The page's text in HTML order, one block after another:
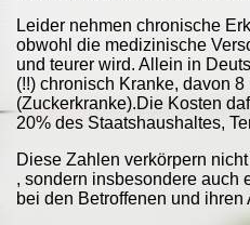
Leider nehmen chronische
obwohl die medizinische
und teurer wird. Allein in
(!!) chronisch Kranke, davon
(Zuckerkranke).Die Kosten
20% des Staatshaushaltes,
Diese Zahlen verkörpern
, sondern insbesondere auch
bei den Betroffenen und ihren